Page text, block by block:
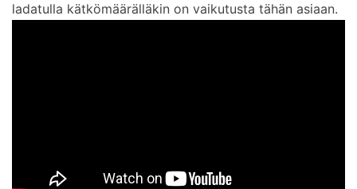
ladatulla kätkömäärälläkin on vaikutusta tähän asiaan.